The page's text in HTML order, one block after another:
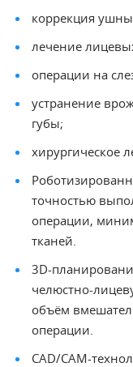
коррекция
лечение
операции на
устранение
губы;
хирургическое
точностью
операции,
тканей.
3D-
челюстно-
объём
операции.
CAD/CAM-